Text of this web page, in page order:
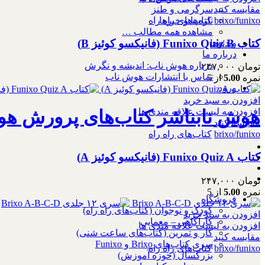
سرگرمی و طنز
تازه‌ها و خبرها
مشاهده همه مطالب …
ویدئوها
درباره ما
درباره هوش ناب: اندیشه و نگرش
تماس با انتشارات هوش ناب
ورود
هوش نابناشر کتاب‌های پرورش
فروشگاه
کودک و نوجوان (کتاب‌های راه راه)
کارآگاهی – معمایی
کار و تمرین (کتاب‌های ساعت شنی)
سری کتاب‌های Brixo و Funixo
بزرگسال (حوزه آموزش)
مقایسه کنید
brixo/funixo کتاب‌های راه راه
کتاب Funixo Quiz B (فانیکسو کوئیز B)
تومان
نمره 5.00از 5
افزودن به سبد خرید
افزودن به لیست علاقه مندی ها
مقایسه کنید
brixo/funixo کتاب‌های راه راه
کتاب Funixo Quiz A (فانیکسو کوئیز A)
تومان
نمره 5.00 از 5
افزودن به سبد خرید
افزودن به لیست علاقه مندی ها
مقایسه کنید
brixo/funixo کتاب‌های راه راه